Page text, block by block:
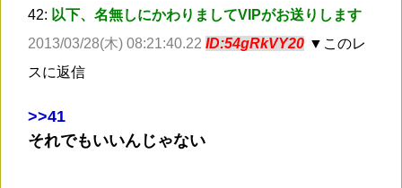
42: 以下、名無しにかわりましてVIPがお送りします
2013/03/28(木) 08:21:40.22 ID:54gRkVY20 ▼このレ
スに返信
>>41
それでもいいんじゃない